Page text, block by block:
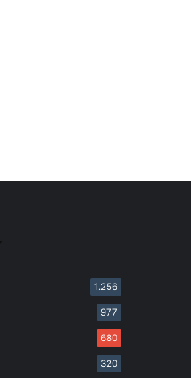
1.256
977
680
320